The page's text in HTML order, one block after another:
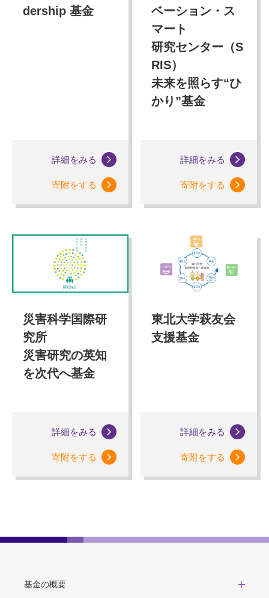
dership 基金
詳細をみる
寄附をする
ベーション・ス
マート
研究センター（S
RIS）
未来を照らす“ひ
かり”基金
詳細をみる
寄附をする
災害科学国際研
究所
災害研究の英知
を次代へ基金
詳細をみる
寄附をする
東北大学萩友会
支援基金
詳細をみる
寄附をする
基金の概要